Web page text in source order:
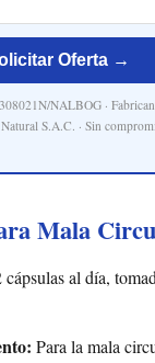
Oferta →
NALBOG ·
S.A.C. · Sin
Mala
cápsulas al día,
Para la mala